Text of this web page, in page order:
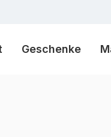
Geschenke